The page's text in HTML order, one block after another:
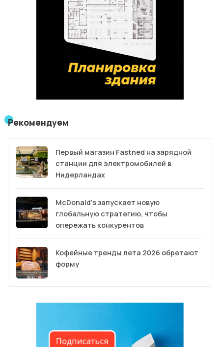
Рекомендуем
Первый магазин Fastned на зарядной
станции для электромобилей в
Нидерландах
McDonald’s запускает новую
глобальную стратегию, чтобы
опережать конкурентов
Кофейные тренды лета 2026 обретают
форму